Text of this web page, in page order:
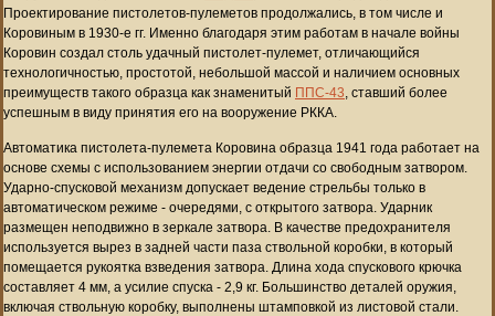
Проектирование пистолетов-пулеметов продолжались, в том числе и
Коровиным в 1930-е гг. Именно благодаря этим работам в начале войны
Коровин создал столь удачный пистолет-пулемет, отличающийся
технологичностью, простотой, небольшой массой и наличием основных
преимуществ такого образца как знаменитый ППС-43, ставший более
успешным в виду принятия его на вооружение РККА.
Автоматика пистолета-пулемета Коровина образца 1941 года работает на
основе схемы с использованием энергии отдачи со свободным затвором.
Ударно-спусковой механизм допускает ведение стрельбы только в
автоматическом режиме - очередями, с открытого затвора. Ударник
размещен неподвижно в зеркале затвора. В качестве предохранителя
используется вырез в задней части паза ствольной коробки, в который
помещается рукоятка взведения затвора. Длина хода спускового крючка
составляет 4 мм, а усилие спуска - 2,9 кг. Большинство деталей оружия,
включая ствольную коробку, выполнены штамповкой из листовой стали.